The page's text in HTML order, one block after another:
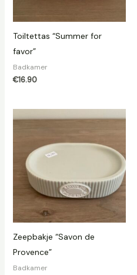
Toiltettas “Summer for
favor”
Badkamer
€16.90
Zeepbakje “Savon de
Provence”
Badkamer